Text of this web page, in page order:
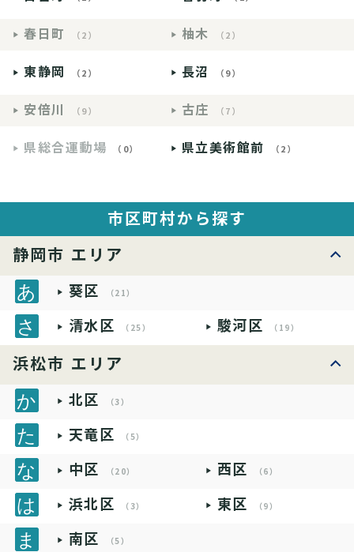
春日町 （2） 柚木 （2）
東静岡 （2） 長沼 （9）
安倍川 （9） 古庄 （7）
県総合運動場 （0） 県立美術館前 （2）
市区町村から探す
静岡市 エリア
葵区 （21）
清水区 （25） 駿河区 （19）
浜松市 エリア
北区 （3）
天竜区 （5）
中区 （20） 西区 （6）
浜北区 （3） 東区 （9）
南区 （5）